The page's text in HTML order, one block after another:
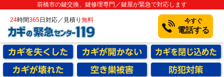
前橋市の鍵交換、鍵修理専門／鍵屋が緊急で対応します
24時間365日対応／見積り 無料 今すぐ
電話する